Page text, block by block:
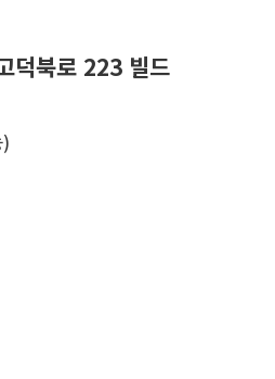
덕북로 223 빌드